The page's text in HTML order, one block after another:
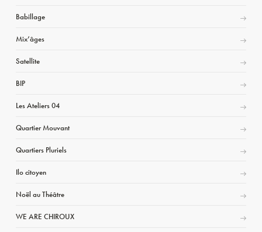
Babillage
Mix’âges
Satellite
BIP
Les Ateliers 04
Quartier Mouvant
Quartiers Pluriels
Ilo citoyen
Noël au Théâtre
WE ARE CHIROUX